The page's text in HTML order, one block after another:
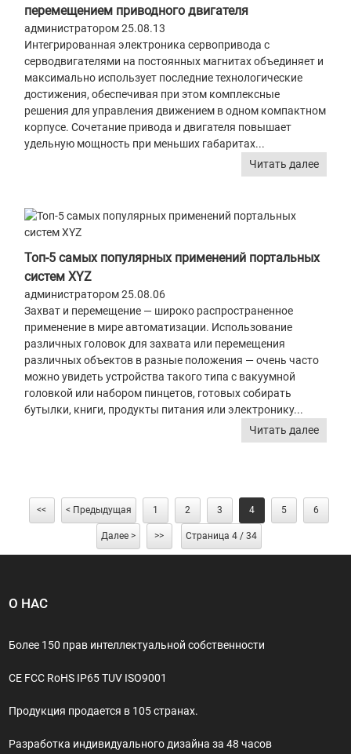
перемещением приводного двигателя
администратором 25.08.13
Интегрированная электроника сервопривода с
серводвигателями на постоянных магнитах объединяет и
максимально использует последние технологические
достижения, обеспечивая при этом комплексные
решения для управления движением в одном компактном
корпусе. Сочетание привода и двигателя повышает
удельную мощность при меньших габаритах...
Читать далее
Топ-5 самых популярных применений портальных
систем XYZ
администратором 25.08.06
Захват и перемещение — широко распространенное
применение в мире автоматизации. Использование
различных головок для захвата или перемещения
различных объектов в разные положения — очень часто
можно увидеть устройства такого типа с вакуумной
головкой или набором пинцетов, готовых собирать
бутылки, книги, продукты питания или электронику...
Читать далее
<< < Предыдущая 1 2 3 4 5 6
Далее > >> Страница 4 / 34
О НАС
Более 150 прав интеллектуальной собственности
CE FCC RoHS IP65 TUV ISO9001
Продукция продается в 105 странах.
Разработка индивидуального дизайна за 48 часов